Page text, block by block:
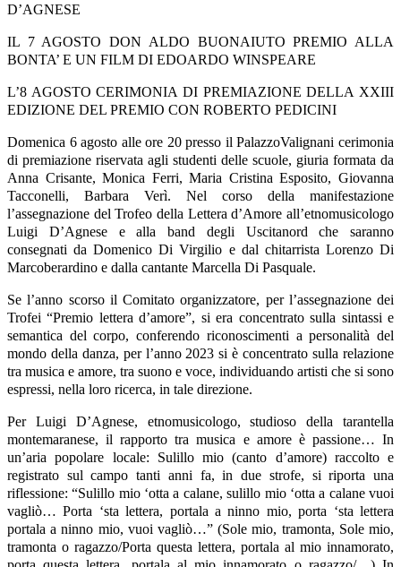
D’AGNESE
IL 7 AGOSTO DON ALDO BUONAIUTO PREMIO ALLA
BONTA’ E UN FILM DI EDOARDO WINSPEARE
L’8 AGOSTO CERIMONIA DI PREMIAZIONE DELLA XXIII
EDIZIONE DEL PREMIO CON ROBERTO PEDICINI
Domenica 6 agosto alle ore 20 presso il PalazzoValignani cerimonia
di premiazione riservata agli studenti delle scuole, giuria formata da
Anna Crisante, Monica Ferri, Maria Cristina Esposito, Giovanna
Tacconelli, Barbara Verì. Nel corso della manifestazione
l’assegnazione del Trofeo della Lettera d’Amore all’etnomusicologo
Luigi D’Agnese e alla band degli Uscitanord che saranno
consegnati da Domenico Di Virgilio e dal chitarrista Lorenzo Di
Marcoberardino e dalla cantante Marcella Di Pasquale.
Se l’anno scorso il Comitato organizzatore, per l’assegnazione dei
Trofei “Premio lettera d’amore”, si era concentrato sulla sintassi e
semantica del corpo, conferendo riconoscimenti a personalità del
mondo della danza, per l’anno 2023 si è concentrato sulla relazione
tra musica e amore, tra suono e voce, individuando artisti che si sono
espressi, nella loro ricerca, in tale direzione.
Per Luigi D’Agnese, etnomusicologo, studioso della tarantella
montemaranese, il rapporto tra musica e amore è passione… In
un’aria popolare locale: Sulillo mio (canto d’amore) raccolto e
registrato sul campo tanti anni fa, in due strofe, si riporta una
riflessione: “Sulillo mio ‘otta a calane, sulillo mio ‘otta a calane vuoi
vagliò… Porta ‘sta lettera, portala a ninno mio, porta ‘sta lettera
portala a ninno mio, vuoi vagliò…” (Sole mio, tramonta, Sole mio,
tramonta o ragazzo/Porta questa lettera, portala al mio innamorato,